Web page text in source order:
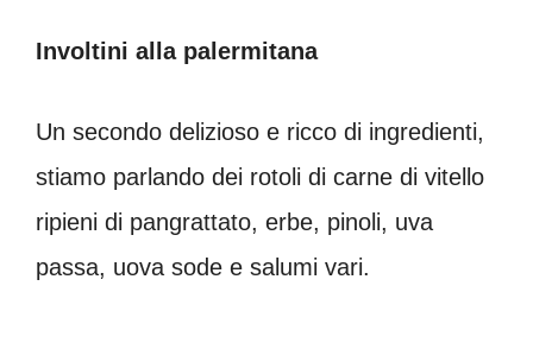
Involtini alla palermitana
Un secondo delizioso e ricco di ingredienti,
stiamo parlando dei rotoli di carne di vitello
ripieni di pangrattato, erbe, pinoli, uva
passa, uova sode e salumi vari.